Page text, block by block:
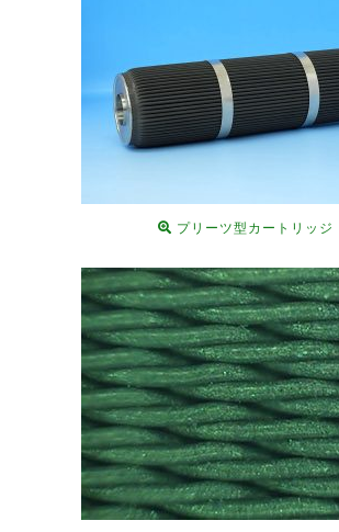
プリーツ型カートリッジ